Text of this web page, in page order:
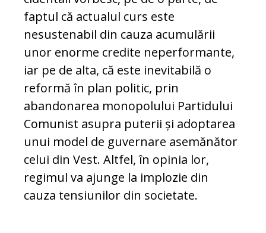
fap­tul că actualul curs este
nesustenabil din cauza acumulării
unor enorme credite ne­performante,
iar pe de alta, că este inevitabilă o
reformă în plan politic, prin
abandonarea monopolului Partidului
Co­mu­nist asupra puterii și adoptarea
unui model de guvernare asemănător
celui din Vest. Altfel, în opinia lor,
regimul va ajunge la implozie din
cauza tensiunilor din societate.